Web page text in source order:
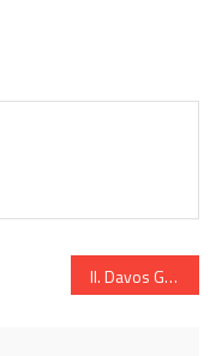
II. Davos Gates…Loading…